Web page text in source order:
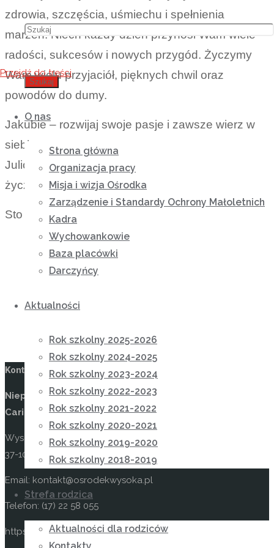
Szukaj
Przejdź do treści
O nas
Strona główna
Organizacja pracy
Misja i wizja Ośrodka
Zarządzenie i Standardy Ochrony Małoletnich
Kadra
Wychowankowie
Baza placówki
Darczyńcy
Aktualności
Rok szkolny 2025-2026
Rok szkolny 2024-2025
Rok szkolny 2023-2024
Rok szkolny 2022-2023
Rok szkolny 2021-2022
Rok szkolny 2020-2021
Rok szkolny 2019-2020
Rok szkolny 2018-2019
Strefa rodzica
Aktualności dla rodziców
zdrowia, szczęścia, uśmiechu i spełnienia
marzeń. Niech każdy dzień przynosi Wam wiele
radości, sukcesów i nowych przygód. Życzymy
Wam wielu przyjaciół, pięknych chwil oraz
powodów do dumy.
Jakubie – rozwijaj swoje pasje i zawsze wierz w
siebie.
Julio – niech każdy dzień będzie pełen radości,
życzliwości i pięknych niespodzianek.
Sto lat dla Jakuba i Julii!
Kontakt
Niepubliczny Ośrodek Rewalidacyjno-Wychowawczy
Caritas w Wysokiej
Wysoka 49
37-100 Łańcut
Email: kontakt@osrodekwysoka.pl
Telefon: (17) 22 58 055
https://osrodekwysoka.pl